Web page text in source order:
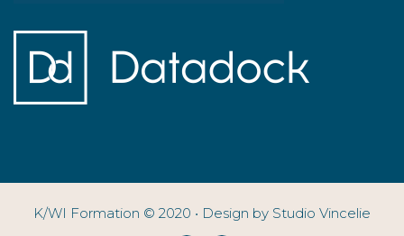
K/WI Formation © 2020 • Design by Studio Vincelie